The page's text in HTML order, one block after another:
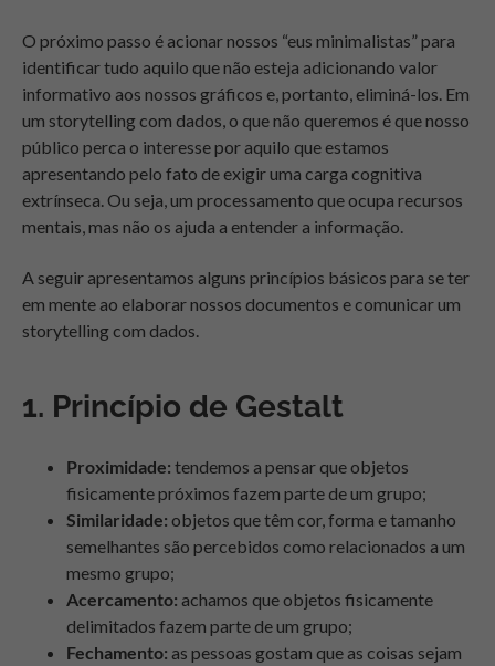
O próximo passo é acionar nossos “eus minimalistas” para
identificar tudo aquilo que não esteja adicionando valor
informativo aos nossos gráficos e, portanto, eliminá-los. Em
um storytelling com dados, o que não queremos é que nosso
público perca o interesse por aquilo que estamos
apresentando pelo fato de exigir uma carga cognitiva
extrínseca. Ou seja, um processamento que ocupa recursos
mentais, mas não os ajuda a entender a informação.
A seguir apresentamos alguns princípios básicos para se ter
em mente ao elaborar nossos documentos e comunicar um
storytelling com dados.
1. Princípio de Gestalt
Proximidade: tendemos a pensar que objetos
fisicamente próximos fazem parte de um grupo;
Similaridade: objetos que têm cor, forma e tamanho
semelhantes são percebidos como relacionados a um
mesmo grupo;
Acercamento: achamos que objetos fisicamente
delimitados fazem parte de um grupo;
Fechamento: as pessoas gostam que as coisas sejam